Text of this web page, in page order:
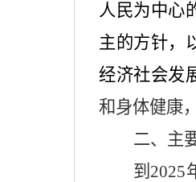
人民为中心
主的方针，
经济社会发
和身体健康
二、主
到 2025